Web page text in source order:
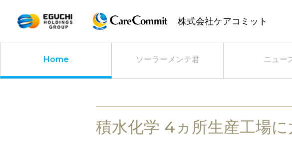
株式会社ケアコミット
Home ソーラーメンテ君 ニュー
HOME 積水
積水化学 4ヵ所生産工場